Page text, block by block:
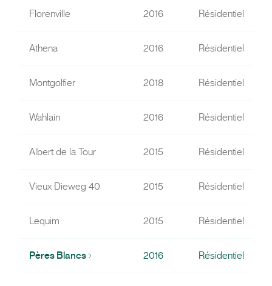
Florenville 2016 Résidentiel
Athena 2016 Résidentiel
Montgolfier 2018 Résidentiel
Wahlain 2016 Résidentiel
Albert de la Tour 2015 Résidentiel
Vieux Dieweg 40 2015 Résidentiel
Lequim 2015 Résidentiel
Pères Blancs 2016 Résidentiel